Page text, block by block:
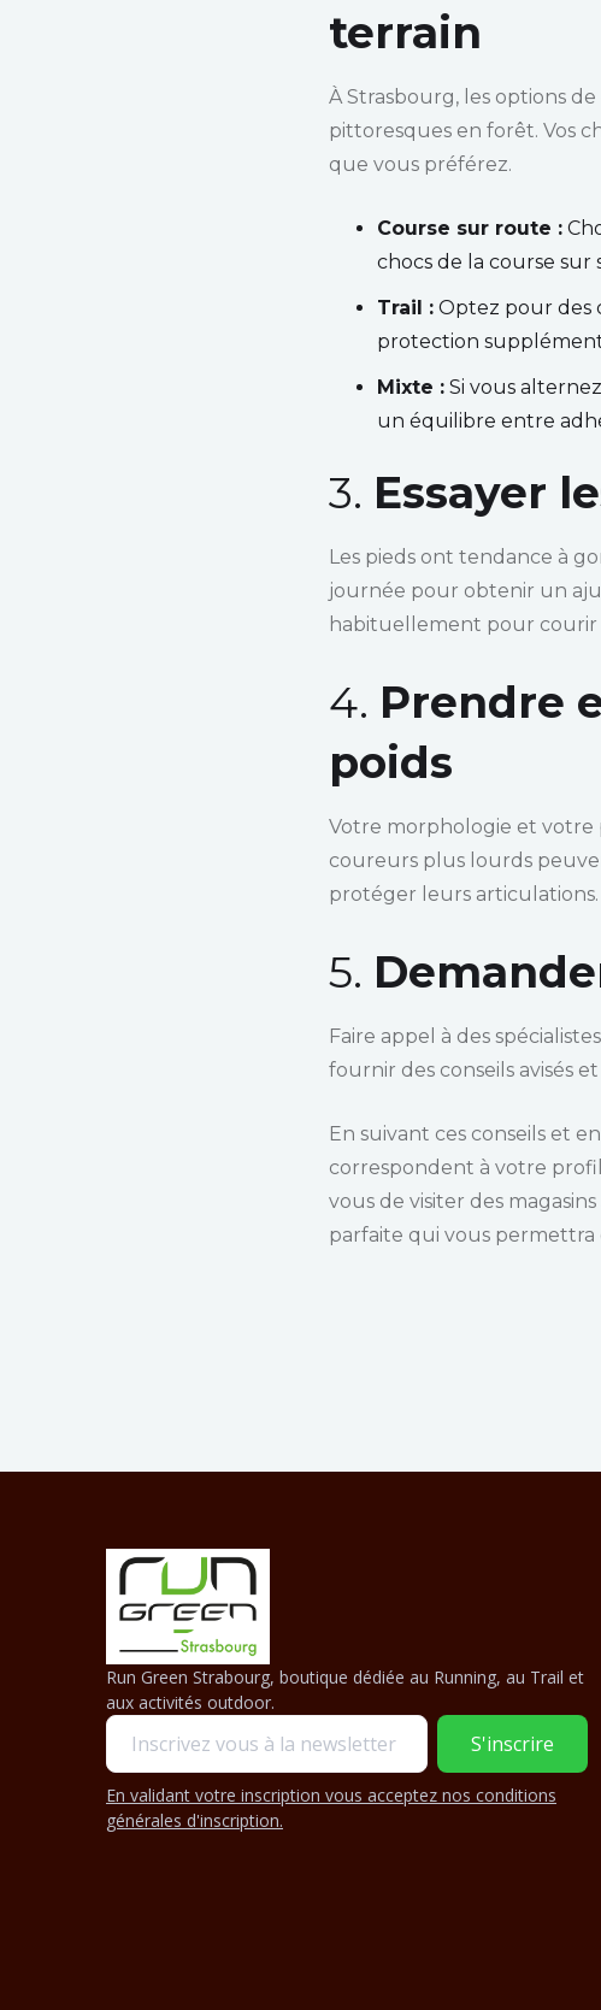
terrain
À Strasbourg, les options
pittoresques en forêt. Vos
que vous préférez.
Course sur route :
chocs de la course sur
Trail : Optez pour des
protection
Mixte : Si vous
un équilibre entre
3. Essayer
Les pieds ont tendance à
journée pour obtenir un
habituellement pour courir
4. Prendre
poids
Votre morphologie et votre
coureurs plus lourds
protéger leurs articulations.
5.
Faire appel à des
fournir des conseils avisés
En suivant ces conseils et
correspondent à votre
vous de visiter des
parfaite qui vous
Run Green Strabourg, boutique dédiée au Running, au Trail et
aux activités outdoor.
En validant votre inscription vous acceptez nos conditions
générales d'inscription.